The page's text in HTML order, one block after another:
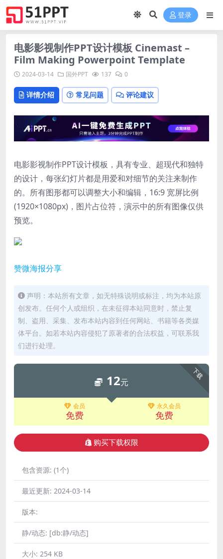
登录
电影影视制作PPT设计模板 Cinemast –
Film Making Powerpoint Template
2024-03-14 国外PPT 137 0
详情介绍 常见问题 评论建议
电影影视制作PPT设计模板，具有专业、超现代和独特
的设计，每张幻灯片都是用爱和对细节的关注来制作
的。所有图​​形都可以调整大小和编辑，16:9 宽屏比例
(1920×1080px)，图片占位符，演示中的所有图像仅供
预览。
赞微海报分享
声明：本站所有文章，如无特殊说明或标注，均为本站原
创发布。任何个人或组织，在未征得本站同意时，禁止复
制、盗用、采集、发布本站内容到任何网站、书籍等各类媒
体平台。如若本站内容侵犯了原著者的合法权益，可联系我
们进行处理。
下载
12元
会员
免费
永久会员
免费
购买下载权限
包含资源: (1个)
最近更新: 2024-03-14
版本:
静/动态: [db:静/动态]
大小: 254 KB